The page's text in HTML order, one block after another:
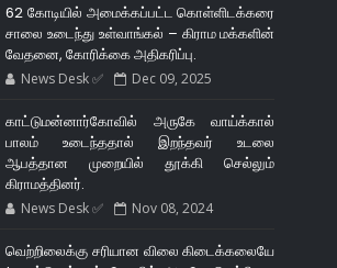
62 கோடியில் அமைக்கப்பட்ட கொள்ளிடக்கரை
சாலை உடைந்து உள்வாங்கல் – கிராம மக்களின்
வேதனை, கோரிக்கை அதிகரிப்பு.
News Desk ✅ Dec 09, 2025
காட்டுமன்னார்கோவில் அருகே வாய்க்கால்
பாலம் உடைந்ததால் இறந்தவர் உடலை
ஆபத்தான முறையில் தூக்கி செல்லும்
கிராமத்தினர்.
News Desk ✅ Nov 08, 2024
வெற்றிலைக்கு சரியான விலை கிடைக்கலையே